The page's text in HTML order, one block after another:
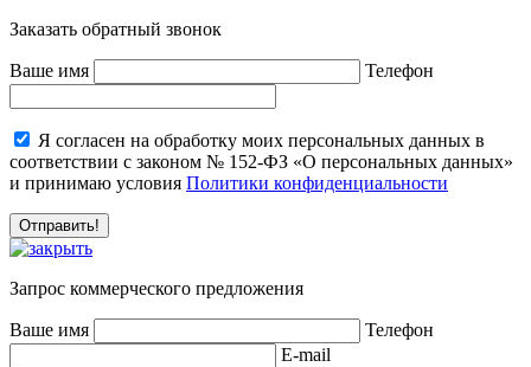
Заказать обратный звонок
Ваше имя Телефон
Я согласен на обработку моих персональных данных в
соответствии с законом № 152-ФЗ «О персональных данных»
и принимаю условия Политики конфиденциальности
Запрос коммерческого предложения
Ваше имя
Телефон
E-mail